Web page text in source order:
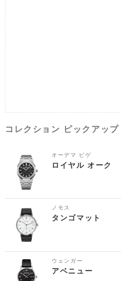
コレクション ピックアップ
オーデマ ピゲ
ロイヤル オーク
ノモス
タンゴマット
ウェンガー
アベニュー